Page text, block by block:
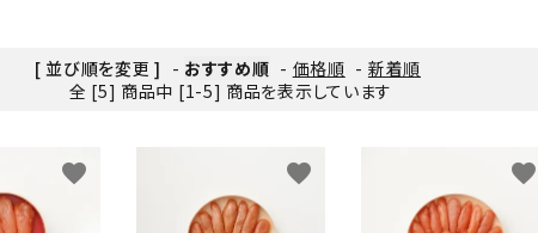
干物
[ 並び順を変更 ] - おすすめ順 - 価格順 - 新着順
全 [5] 商品中 [1-5] 商品を表示しています
favorite favorite favorite